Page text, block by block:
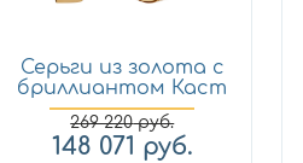
Серьги из золота с
бриллиантом Каст
ю...
269 220руб.
148 071 руб.